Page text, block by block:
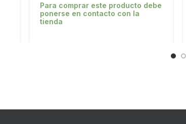
Para comprar este producto debe
ponerse en contacto con la
tienda